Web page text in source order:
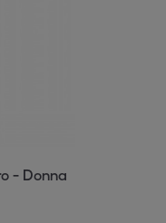
- Donna